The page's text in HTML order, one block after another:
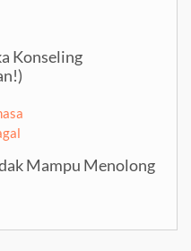
Konseling
Mampu Menolong